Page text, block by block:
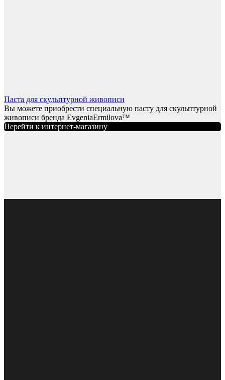
Паста для скульптурной живописи
Вы можете приобрести специальную пасту для скульптурной
живописи бренда EvgeniaErmilova™
Перейти к интернет-магазину